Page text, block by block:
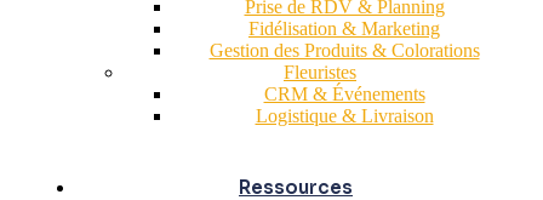
Prise de RDV & Planning
Fidélisation & Marketing
Gestion des Produits & Colorations
Fleuristes
CRM & Événements
Logistique & Livraison
Ressources